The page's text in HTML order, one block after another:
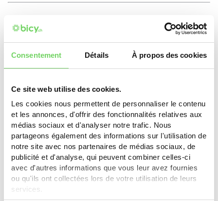
Consentement Détails À propos des cookies
Ce site web utilise des cookies.
Les cookies nous permettent de personnaliser le contenu
et les annonces, d'offrir des fonctionnalités relatives aux
médias sociaux et d'analyser notre trafic. Nous
partageons également des informations sur l'utilisation de
notre site avec nos partenaires de médias sociaux, de
publicité et d'analyse, qui peuvent combiner celles-ci
avec d'autres informations que vous leur avez fournies
ou qu'ils ont collectées lors de votre utilisation de leurs
services.
Plan-les-Ouates
VAE: 10% (min. CHF 1'000.-), max. CHF 300.-. Kit
électrique: 50%, max. CHF 200.-. Batterie: 10%, max.
CHF 150.-. Vélo sans assistance: 15% (min. CHF
250.-.
En savoir plus
Thônex
CHF 250.- (max. 50% de la valeur d'achat) pour
vélos, vélos électriques, vélos-cargos. Entreprises: